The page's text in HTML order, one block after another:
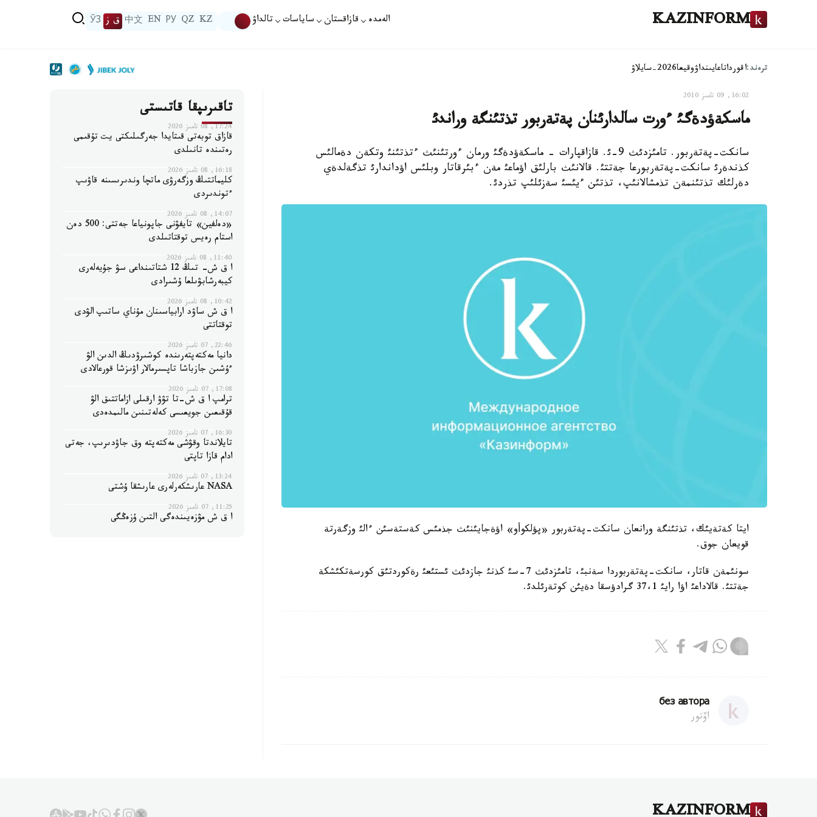
KAZINFORM الەمدە قازاقستان ساياسات تالداۋ KZ
QZ
РУ
EN
中文 ق ز ЎЗ
ترەند:اقورداتاعايىنداۋوقيعا2026-سايلاۋ
16:02, 09 تامىز 2010
ماسكةؤدةگئ ءورت سالدارئنان پةتةربور تذتئنگة وراندئ
سانكت-پةتةربور. تامئزدئث 9-ئ. قازاقپارات - ماسكةؤدةگئ ورمان ءورتئنئث ءتذتئنئ وتكةن دةمالئس
كذندةرئ سانكت-پةتةربورعا جةتتئ. قالانئث بارلئق اؤماعئ مةن ءبئرقاتار وبلئس اؤداندارئ تذگةلدةي
دةرلئك تذتئنمةن تذمشالانئپ، تذتئن ءيئسئ سةزئلئپ تذردئ.
ايتا كةتةيئك، تذتئنگة ورانعان سانكت-پةتةربور «پؤلكوأو» اؤةجايئنئث جذمئس كةستةسئن ءالئ وزگةرتة
قويعان جوق.
سونئمةن قاتار، سانكت-پةتةربوردا سةنبئ، تامئزدئث 7-سئ كذنئ جازدئث ئستئعئ رةكوردتئق كورسةتكئشكة
جةتتئ. قالاداعئ اؤا رايئ 37،1 گرادؤسقا دةيئن كوتةرئلدئ.
без автора
اۆتور
تاقىرىپقا قاتىستى
17:24, 08 تامىز 2026
قازاق توبەتى قىتايدا جەرگىلىكتى يت تۇقىمى
رەتىندە تانىلدى
16:18, 08 تامىز 2026
كليماتتىڭ وزگەرۋى ماتچا وندىرىسىنە قاۋىپ
ءتوندىردى
14:07, 08 تامىز 2026
«دەلفين» تايفۋنى جاپونياعا جەتتى: 500 دەن
استام رەيس توقتاتىلدى
11:40, 08 تامىز 2026
ا ق ش- تىڭ 12 شتاتىنداعى سۋ جۇيەلەرى
كيبەرشابۋىلعا ۇشىرادى
10:42, 08 تامىز 2026
ا ق ش ساۋد ارابياسىنان مۇناي ساتىپ الۋدى
توقتاتتى
22:46, 07 تامىز 2026
دانيا مەكتەپتەرىندە كوشىرۋدىڭ الدىن الۋ
ءۇشىن جازباشا تاپسىرمالار اۋىزشا قورعالادى
17:08, 07 تامىز 2026
ترامپ ا ق ش-تا تۋۋ ارقىلى ازاماتتىق الۋ
قۇقىعىن جويعىسى كەلەتىنىن مالىمدەدى
16:30, 07 تامىز 2026
تايلاندتا وقۋشى مەكتەپتە وق جاۋدىرىپ، جەتى
ادام قازا تاپتى
13:24, 07 تامىز 2026
NASA عارىشكەرلەرى عارىشقا ۇشتى
11:25, 07 تامىز 2026
ا ق ش مۋزەيىندەگى التىن ۇزەڭگى